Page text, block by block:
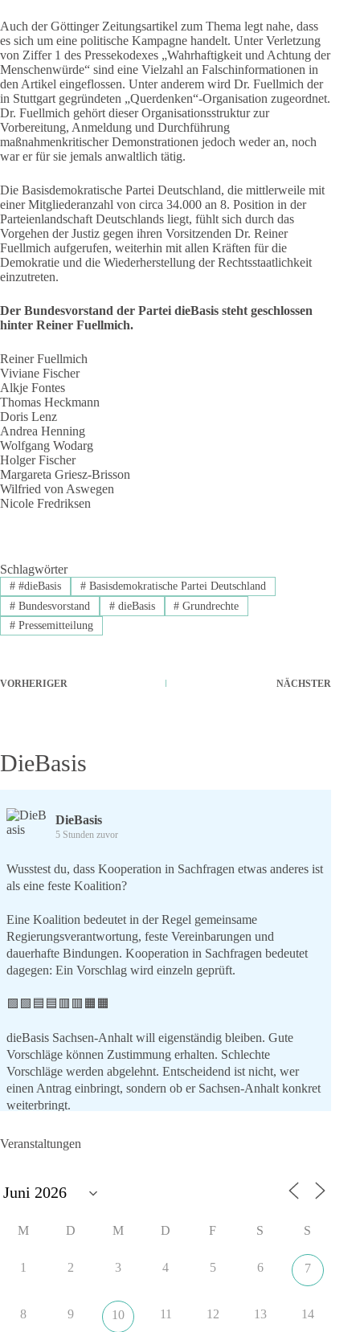
Auch der Göttinger Zeitungsartikel zum Thema legt nahe, dass
es sich um eine politische Kampagne handelt. Unter Verletzung
von Ziffer 1 des Pressekodexes „Wahrhaftigkeit und Achtung der
Menschenwürde“ sind eine Vielzahl an Falschinformationen in
den Artikel eingeflossen. Unter anderem wird Dr. Fuellmich der
in Stuttgart gegründeten „Querdenken“-Organisation zugeordnet.
Dr. Fuellmich gehört dieser Organisationsstruktur zur
Vorbereitung, Anmeldung und Durchführung
maßnahmenkritischer Demonstrationen jedoch weder an, noch
war er für sie jemals anwaltlich tätig.
Die Basisdemokratische Partei Deutschland, die mittlerweile mit
einer Mitgliederanzahl von circa 34.000 an 8. Position in der
Parteienlandschaft Deutschlands liegt, fühlt sich durch das
Vorgehen der Justiz gegen ihren Vorsitzenden Dr. Reiner
Fuellmich aufgerufen, weiterhin mit allen Kräften für die
Demokratie und die Wiederherstellung der Rechtsstaatlichkeit
einzutreten.
Der Bundesvorstand der Partei dieBasis steht geschlossen
hinter Reiner Fuellmich.
Reiner Fuellmich
Viviane Fischer
Alkje Fontes
Thomas Heckmann
Doris Lenz
Andrea Henning
Wolfgang Wodarg
Holger Fischer
Margareta Griesz-Brisson
Wilfried von Aswegen
Nicole Fredriksen
Schlagwörter
##dieBasis #Basisdemokratische Partei Deutschland
#Bundesvorstand #dieBasis # Grundrechte
#Pressemitteilung
VORHERIGER NÄCHSTER
DieBasis
DieBasis
5 Stunden zuvor
Wusstest du, dass Kooperation in Sachfragen etwas anderes ist
als eine feste Koalition?
Eine Koalition bedeutet in der Regel gemeinsame
Regierungsverantwortung, feste Vereinbarungen und
dauerhafte Bindungen. Kooperation in Sachfragen bedeutet
dagegen: Ein Vorschlag wird einzeln geprüft.
🟩🟩🟦🟦🟥🟥🟧🟧
dieBasis Sachsen-Anhalt will eigenständig bleiben. Gute
Vorschläge können Zustimmung erhalten. Schlechte
Vorschläge werden abgelehnt. Entscheidend ist nicht, wer
einen Antrag einbringt, sondern ob er Sachsen-Anhalt konkret
weiterbringt.
Ablehnung. Keine politische Verschmelzung.
Entscheidungen? 👇
#dieBasis #SachsenAnhalt #Landtagswahl2026
#Kooperation
Veranstaltungen
M D M D F S S
1 2 3 4 5 6 7
8 9 10 11 12 13 14